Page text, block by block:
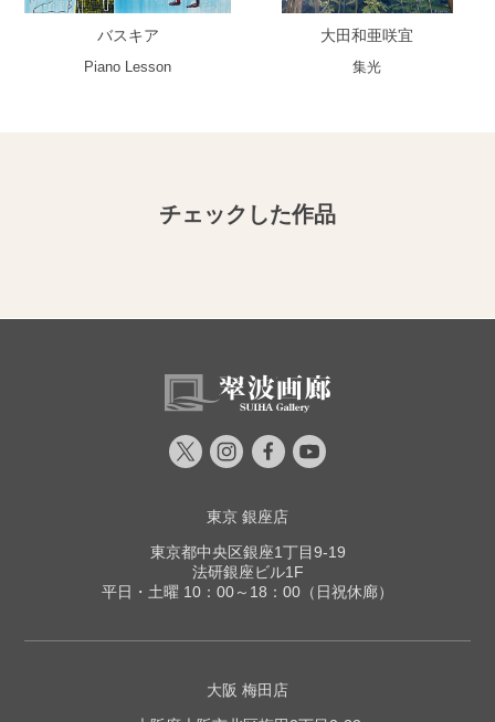
バスキア
Piano Lesson
大田和亜咲宜
集光
チェックした作品
東京 銀座店
東京都中央区銀座1丁目9-19
法研銀座ビル1F
平日・土曜 10：00～18：00（日祝休廊）
大阪 梅田店